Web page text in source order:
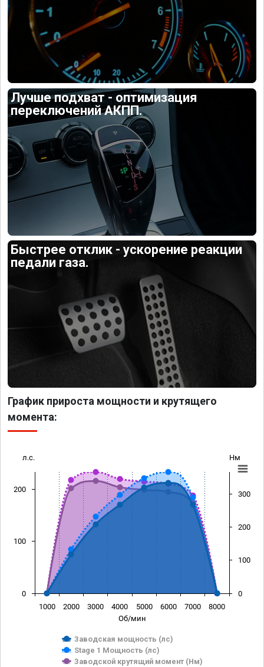
Лучше подхват - оптимизация
переключений АКПП.
Быстрее отклик - ускорение реакции
педали газа.
График прироста мощности и крутящего
момента:
Об/мин
л.с. Нм
Заводская мощность (лс)
Stage 1 Мощность (лс)
Заводской крутящий момент (Нм)
1000 2000 3000 4000 5000 6000 7000 8000
0
100
200
0
100
200
300